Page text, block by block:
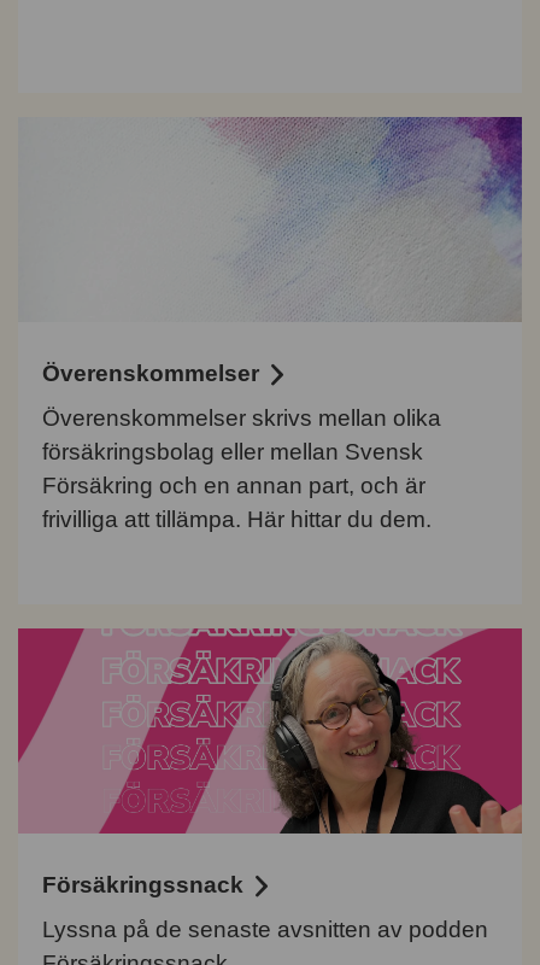
Överenskommelser
Överenskommelser skrivs mellan olika
försäkringsbolag eller mellan Svensk
Försäkring och en annan part, och är
frivilliga att tillämpa. Här hittar du dem.
Försäkringssnack
Lyssna på de senaste avsnitten av podden